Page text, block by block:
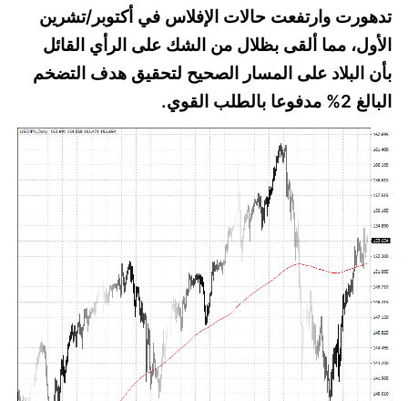
تدهورت وارتفعت حالات الإفلاس في أكتوبر/تشرين
الأول، مما ألقى بظلال من الشك على الرأي القائل
بأن البلاد على المسار الصحيح لتحقيق هدف التضخم
البالغ 2% مدفوعا بالطلب القوي.